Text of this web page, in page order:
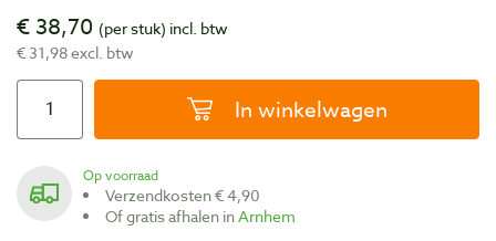
€ 38,70 (per stuk) incl. btw
€ 31,98 excl. btw
In winkelwagen
Op voorraad
Verzendkosten € 4,90
Of gratis afhalen inArnhem